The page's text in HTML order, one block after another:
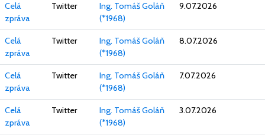
Celá
zpráva
Twitter
Ing. Tomáš Goláň
(*1968)
9.07.2026
Celá
zpráva
Twitter
Ing. Tomáš Goláň
(*1968)
8.07.2026
Celá
zpráva
Twitter
Ing. Tomáš Goláň
(*1968)
7.07.2026
Celá
zpráva
Twitter
Ing. Tomáš Goláň
(*1968)
3.07.2026